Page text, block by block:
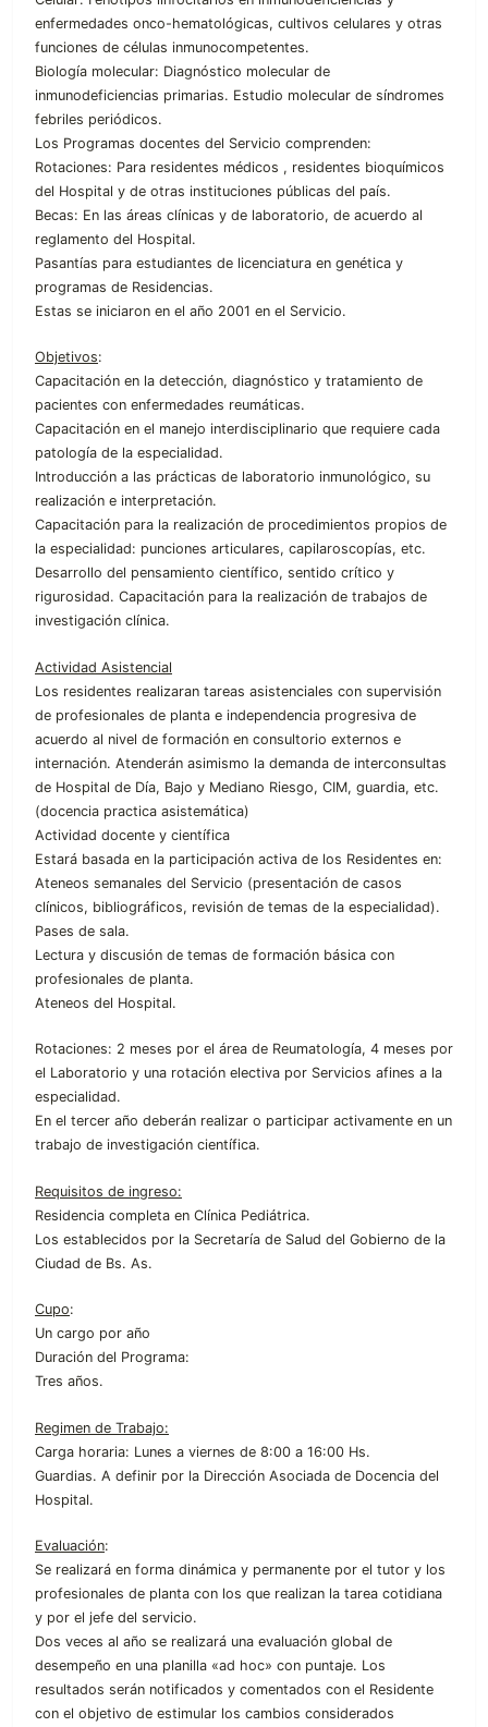
enfermedades onco-hematológicas, cultivos celulares y otras
funciones de células inmunocompetentes.
Biología molecular: Diagnóstico molecular de
inmunodeficiencias primarias. Estudio molecular de síndromes
febriles periódicos.
Los Programas docentes del Servicio comprenden:
Rotaciones: Para residentes médicos , residentes bioquímicos
del Hospital y de otras instituciones públicas del país.
Becas: En las áreas clínicas y de laboratorio, de acuerdo al
reglamento del Hospital.
Pasantías para estudiantes de licenciatura en genética y
programas de Residencias.
Estas se iniciaron en el año 2001 en el Servicio.
Objetivos:
Capacitación en la detección, diagnóstico y tratamiento de
pacientes con enfermedades reumáticas.
Capacitación en el manejo interdisciplinario que requiere cada
patología de la especialidad.
Introducción a las prácticas de laboratorio inmunológico, su
realización e interpretación.
Capacitación para la realización de procedimientos propios de
la especialidad: punciones articulares, capilaroscopías, etc.
Desarrollo del pensamiento científico, sentido crítico y
rigurosidad. Capacitación para la realización de trabajos de
investigación clínica.
Actividad Asistencial
Los residentes realizaran tareas asistenciales con supervisión
de profesionales de planta e independencia progresiva de
acuerdo al nivel de formación en consultorio externos e
internación. Atenderán asimismo la demanda de interconsultas
de Hospital de Día, Bajo y Mediano Riesgo, CIM, guardia, etc.
(docencia practica asistemática)
Actividad docente y científica
Estará basada en la participación activa de los Residentes en:
Ateneos semanales del Servicio (presentación de casos
clínicos, bibliográficos, revisión de temas de la especialidad).
Pases de sala.
Lectura y discusión de temas de formación básica con
profesionales de planta.
Ateneos del Hospital.
Rotaciones: 2 meses por el área de Reumatología, 4 meses por
el Laboratorio y una rotación electiva por Servicios afines a la
especialidad.
En el tercer año deberán realizar o participar activamente en un
trabajo de investigación científica.
Requisitos de ingreso:
Residencia completa en Clínica Pediátrica.
Los establecidos por la Secretaría de Salud del Gobierno de la
Ciudad de Bs. As.
Cupo:
Un cargo por año
Duración del Programa:
Tres años.
Regimen de Trabajo:
Carga horaria: Lunes a viernes de 8:00 a 16:00 Hs.
Guardias. A definir por la Dirección Asociada de Docencia del
Hospital.
Evaluación:
Se realizará en forma dinámica y permanente por el tutor y los
profesionales de planta con los que realizan la tarea cotidiana
y por el jefe del servicio.
Dos veces al año se realizará una evaluación global de
desempeño en una planilla «ad hoc» con puntaje. Los
resultados serán notificados y comentados con el Residente
con el objetivo de estimular los cambios considerados